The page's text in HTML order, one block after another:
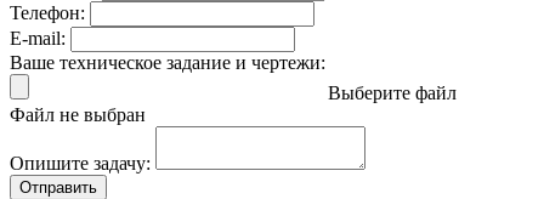
Телефон:
E-mail:
Ваше техническое задание и чертежи:
Выберите файл
Файл не выбран
Опишите задачу:
Отправить